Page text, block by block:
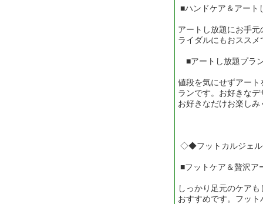
■ハンドケア＆アー
アートし放題にお手
ライダルにもおススメ
■アートし放題プ
値段を気にせずアー
ランです。お好きな
お好きなだけお楽しみ
◇◆フットカルジェ
■フットケア＆贅
しっかり足元のケア
おすすめです。フッ